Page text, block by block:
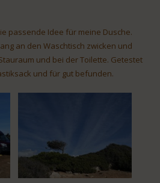
passende Idee für meine Dusche.
an den Waschtisch zwicken und
und bei der Toilette. Getestet
und für gut befunden.